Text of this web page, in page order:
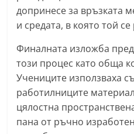
.
i
n
f
o
,
k
a
допринесе за връзката
и средата, в която той се
Финалната изложба
този процес като обща
Учениците използваха
работилниците
цялостна
пана от ръчно